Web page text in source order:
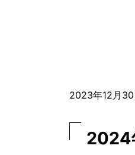
2023年12月30
2024